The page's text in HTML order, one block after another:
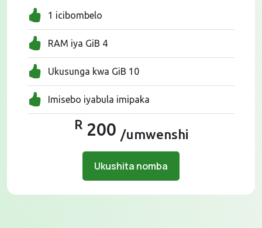
1 icibombelo
RAM iya GiB 4
Ukusunga kwa GiB 10
Imisebo iyabula imipaka
R200 /umwenshi
Ukushita nomba